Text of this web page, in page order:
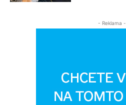
- Reklama -